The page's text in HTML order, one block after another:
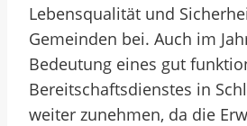
Lebensqualität und
Gemeinden bei. Auch im
Bedeutung eines gut
Bereitschaftsdienstes in
weiter zunehmen, da die